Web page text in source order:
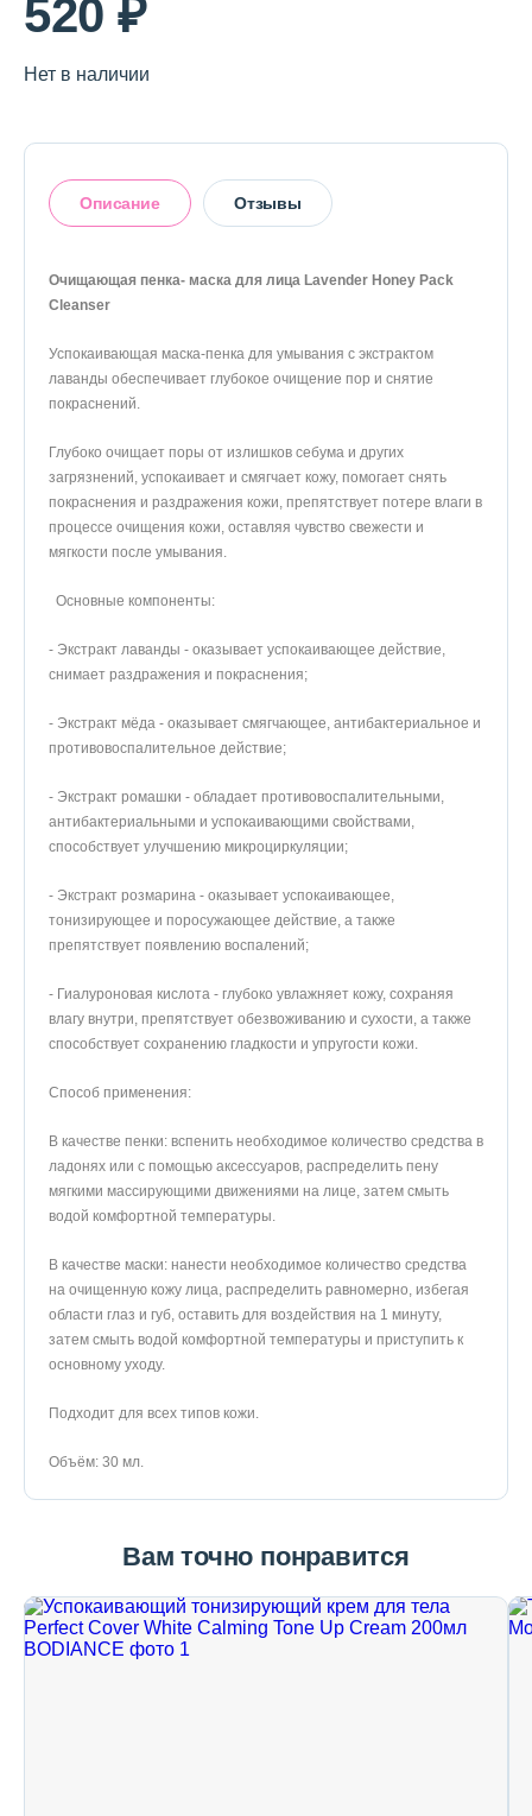
Контактная информация
Телефон
520 ₽
Нет в наличии
Описание Отзывы
Очищающая пенка- маска для лица Lavender Honey Pack
Cleanser
Успокаивающая маска-пенка для умывания с экстрактом
лаванды обеспечивает глубокое очищение пор и снятие
покраснений.
Глубоко очищает поры от излишков себума и других
загрязнений, успокаивает и смягчает кожу, помогает снять
покраснения и раздражения кожи, препятствует потере влаги в
процессе очищения кожи, оставляя чувство свежести и
мягкости после умывания.
Основные компоненты:
- Экстракт лаванды - оказывает успокаивающее действие,
снимает раздражения и покраснения;
- Экстракт мёда - оказывает смягчающее, антибактериальное и
противовоспалительное действие;
- Экстракт ромашки - обладает противовоспалительными,
антибактериальными и успокаивающими свойствами,
способствует улучшению микроциркуляции;
- Экстракт розмарина - оказывает успокаивающее,
тонизирующее и поросужающее действие, а также
препятствует появлению воспалений;
- Гиалуроновая кислота - глубоко увлажняет кожу, сохраняя
влагу внутри, препятствует обезвоживанию и сухости, а также
способствует сохранению гладкости и упругости кожи.
Способ применения:
В качестве пенки: вспенить необходимое количество средства в
ладонях или с помощью аксессуаров, распределить пену
мягкими массирующими движениями на лице, затем смыть
водой комфортной температуры.
В качестве маски: нанести необходимое количество средства
на очищенную кожу лица, распределить равномерно, избегая
области глаз и губ, оставить для воздействия на 1 минуту,
затем смыть водой комфортной температуры и приступить к
основному уходу.
Подходит для всех типов кожи.
Объём: 30 мл.
Вам точно понравится